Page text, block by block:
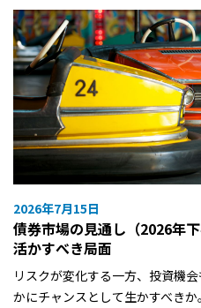
2026年7月15日
債券市場の見通し（2026年
活かすべき局面
リスクが変化する一方、投資機
かにチャンスとして生かすべき